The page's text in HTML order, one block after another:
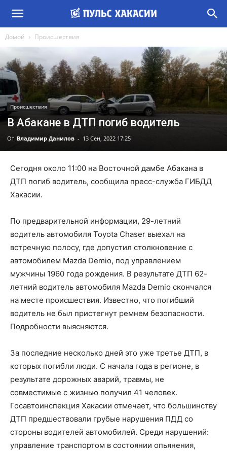
Домой Происшествия
Происшествия
В Абакане в ДТП погиб водитель
От Владимир Данилов - 13 Сен, 2022 17:25
Сегодня около 11:00 на Восточной дамбе Абакана в
ДТП погиб водитель, сообщила пресс-служба ГИБДД
Хакасии.
По предварительной информации, 29-летний
водитель автомобиля Toyota Chaser выехал на
встречную полосу, где допустил столкновение с
автомобилем Mazda Demio, под управлением
мужчины 1960 года рождения. В результате ДТП 62-
летний водитель автомобиля Mazda Demio скончался
на месте происшествия. Известно, что погибший
водитель не был пристегнут ремнем безопасности.
Подробности выясняются.
За последние несколько дней это уже третье ДТП, в
которых погибли люди. С начала года в регионе, в
результате дорожных аварий, травмы, не
совместимые с жизнью получил 41 человек.
Госавтоинспекция Хакасии отмечает, что большинству
ДТП предшествовали грубые нарушения ПДД со
стороны водителей автомобилей. Среди нарушений:
управление транспортом в состоянии опьянения,